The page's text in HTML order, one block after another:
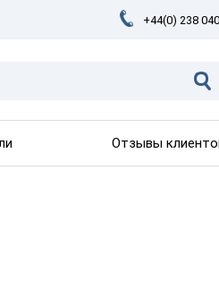
+44(0) 238
Отзывы